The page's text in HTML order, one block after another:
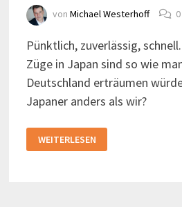
von Michael Westerhoff 0
Pünktlich, zuverlässig,
Züge in Japan sind so wie
Deutschland erträumen
Japaner anders als wir?
DIE
DEUTSCHE
WEITERLESEN